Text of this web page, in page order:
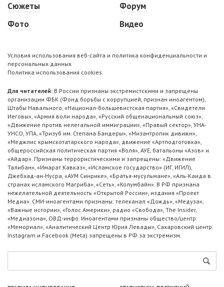
Сюжеты
Фото
Форум
Видео
Условия использования веб-сайта и политика конфиденциальности и
персональных данных
Политика использования cookies
Для читателей: В России признаны экстремистскими и запрещены
организации ФБК (Фонд борьбы с коррупцией, признан иноагентом),
Штабы Навального, «Национал-большевистская партия», «Свидетели
Иеговы», «Армия воли народа», «Русский общенациональный союз»,
«Движение против нелегальной иммиграции», «Правый сектор», УНА-
УНСО, УПА, «Тризуб им. Степана Бандеры», «Мизантропик дивижн»,
«Меджлис крымскотатарского народа», движение «Артподготовка»,
общероссийская политическая партия «Воля», АУЕ, батальоны «Азов» и
«Айдар». Признаны террористическими и запрещены: «Движение
Талибан», «Имарат Кавказ», «Исламское государство» (ИГ, ИГИЛ),
Джебхад-ан-Нусра, «АУМ Синрике», «Братья-мусульмане», «Аль-Каида в
странах исламского Магриба», «Сеть», «Колумбайн». В РФ признана
нежелательной деятельность «Открытой России», издания «Проект
Медиа». СМИ-иноагентами признаны: телеканал «Дождь», «Медуза»,
«Важные истории», «Голос Америки», радио «Свобода», The Insider,
«Медиазона», ОВД-инфо. Иноагентами признаны общество/центр
«Мемориал», «Аналитический Центр Юрия Левады», Сахаровский центр.
Instagram и Facebook (Metа) запрещены в РФ за экстремизм.